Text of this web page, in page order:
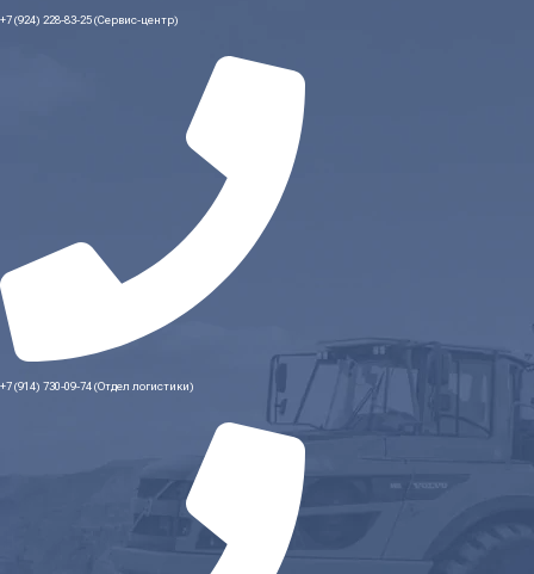
+7 (924) 228-83-25 (Сервис-центр)
+7 (914) 730-09-74 (Отдел логистики)